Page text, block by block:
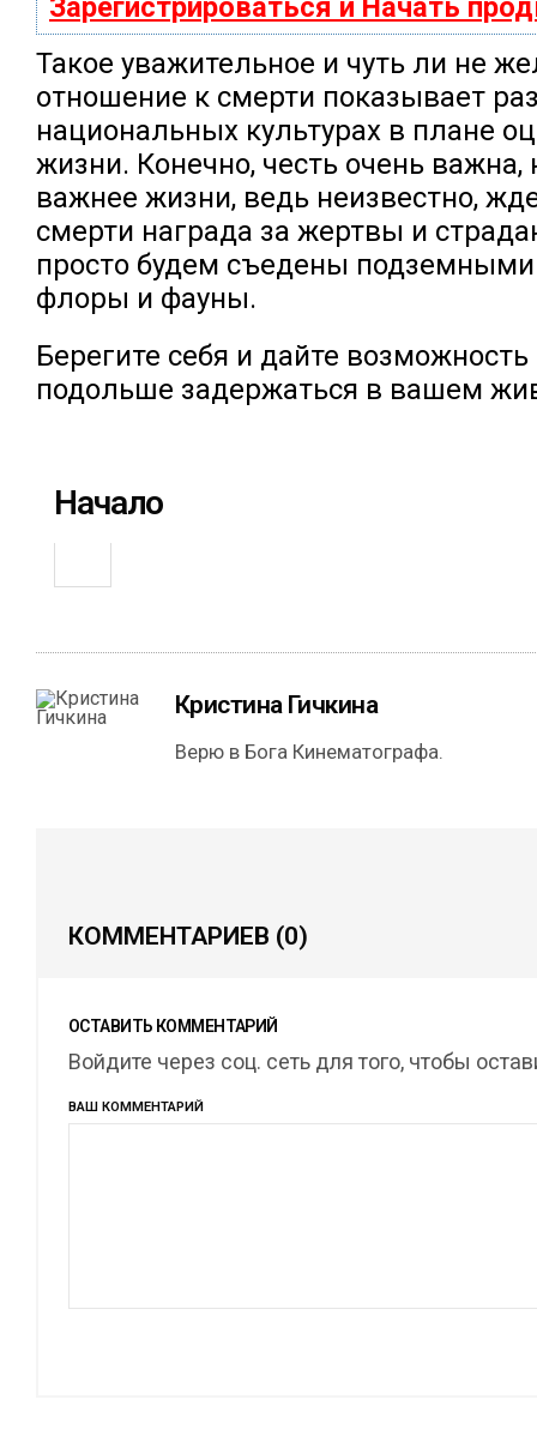
Зарегистрироваться и Начать
Такое уважительное и чуть ли не
отношение к смерти показывает
национальных культурах в плане
жизни. Конечно, честь очень важна,
важнее жизни, ведь неизвестно,
смерти награда за жертвы и
просто будем съедены
флоры и фауны.
Берегите себя и дайте
подольше задержаться в вашем
Начало
Кристина Гичкина
Верю в Бога Кинематографа.
КОММЕНТАРИЕВ (0)
ОСТАВИТЬ КОММЕНТАРИЙ
Войдите через соц. сеть для того, чтобы
ВАШ КОММЕНТАРИЙ